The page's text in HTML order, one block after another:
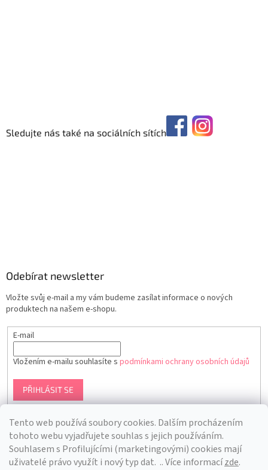
Tento web používá soubory cookies. Dalším procházením
tohoto webu vyjadřujete souhlas s jejich používáním.
Souhlasem s Profilujícími (marketingovými) cookies mají
uživatelé právo využít i nový typ dat. .. Více informacízde.
Sledujte nás také na sociálních sítích
Odebírat newsletter
Vložte svůj e-mail a my vám budeme zasílat informace o nových
produktech na našem e-shopu.
E-mail
Vložením e-mailu souhlasíte s podmínkami ochrany osobních údajů
PŘIHLÁSIT SE